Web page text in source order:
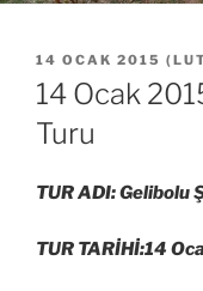
YAYIM
TARIHI
14 OCAK 2015 (
14 Ocak
Turu
TUR ADI: Gelibolu
TUR TARİHİ:14